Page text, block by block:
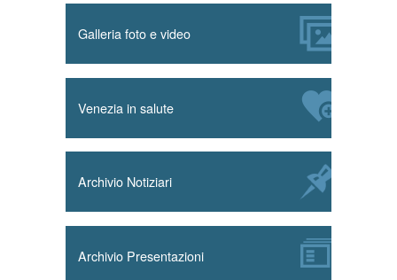
Galleria foto e video
Venezia in salute
Archivio Notiziari
Archivio Presentazioni